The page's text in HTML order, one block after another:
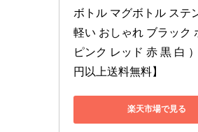
ボトル マグボトル ステ
軽い おしゃれ ブラック
ピンク レッド 赤 黒 白
円以上送料無料】
楽天市場で見る